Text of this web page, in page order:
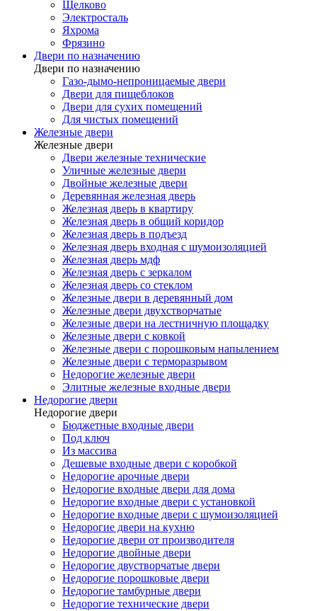
Щелково
Электросталь
Яхрома
Фрязино
Двери по назначению
Двери по назначению
Газо-дымо-непроницаемые двери
Двери для пищеблоков
Двери для сухих помещений
Для чистых помещений
Железные двери
Железные двери
Двери железные технические
Уличные железные двери
Двойные железные двери
Деревянная железная дверь
Железная дверь в квартиру
Железная дверь в общий коридор
Железная дверь в подъезд
Железная дверь входная с шумоизоляцией
Железная дверь мдф
Железная дверь с зеркалом
Железная дверь со стеклом
Железные двери в деревянный дом
Железные двери двухстворчатые
Железные двери на лестничную площадку
Железные двери с ковкой
Железные двери с порошковым напылением
Железные двери с терморазрывом
Недорогие железные двери
Элитные железные входные двери
Недорогие двери
Недорогие двери
Бюджетные входные двери
Под ключ
Из массива
Дешевые входные двери с коробкой
Недорогие арочные двери
Недорогие входные двери для дома
Недорогие входные двери с установкой
Недорогие входные двери с шумоизоляцией
Недорогие двери на кухню
Недорогие двери от производителя
Недорогие двойные двери
Недорогие двустворчатые двери
Недорогие порошковые двери
Недорогие тамбурные двери
Недорогие технические двери